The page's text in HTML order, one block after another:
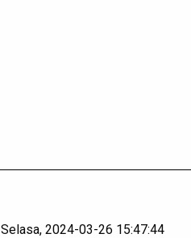
Selasa, 2024-03-26 15:47:44